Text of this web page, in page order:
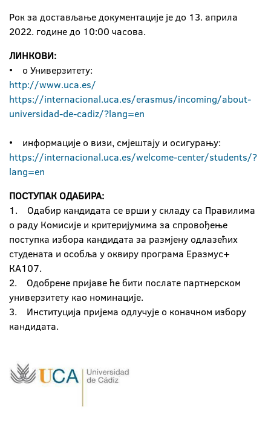
Рок за достављање документације је до 13. априла
2022. године до 10:00 часова.
ЛИНКОВИ:
• о Универзитету:
http://www.uca.es/
https://internacional.uca.es/erasmus/incoming/about-
universidad-de-cadiz/?lang=en
• информације о визи, смјештају и осигурању:
https://internacional.uca.es/welcome-center/students/?
lang=en
ПОСТУПАК ОДАБИРА:
1. Одабир кандидата се врши у складу са Правилима
о раду Комисије и критеријумима за спровођење
поступка избора кандидата за размјену одлазећих
студената и особља у оквиру програма Еразмус+
КА107.
2. Одобрене пријаве ће бити послате партнерском
универзитету као номинације.
3. Институција пријема одлучује о коначном избору
кандидата.